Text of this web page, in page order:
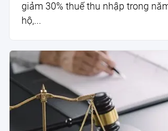
giảm 30% thuế thu nhập trong
hộ,...